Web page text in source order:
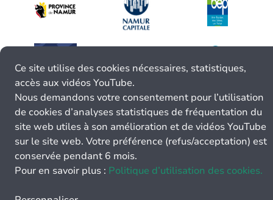
Ce site utilise des cookies nécessaires, statistiques,
accès aux vidéos YouTube.
Nous demandons votre consentement pour l’utilisation
de cookies d’analyses statistiques de fréquentation du
site web utiles à son amélioration et de vidéos YouTube
sur le site web. Votre préférence (refus/acceptation) est
conservée pendant 6 mois.
Pour en savoir plus : Politique d’utilisation des cookies.